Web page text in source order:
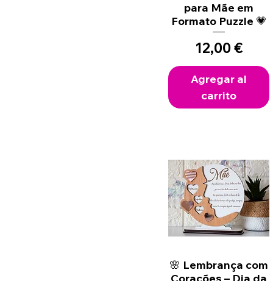
para Mãe em
Formato Puzzle 💗
Precio
12,00 €
Agregar al
carrito
Vista rápida
🌸 Lembrança com